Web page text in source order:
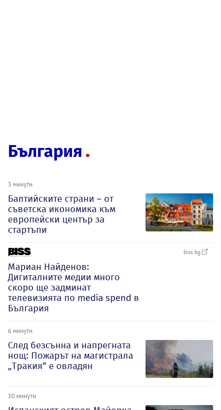
България
3 минути
Балтийските страни – от
съветска икономика към
европейски център за
стартъпи
biss.bg
Мариан Найденов:
Дигиталните медии много
скоро ще задминат
телевизията по media spend в
България
6 минути
След безсънна и напрегната
нощ: Пожарът на магистрала
„Тракия“ е овладян
30 минути